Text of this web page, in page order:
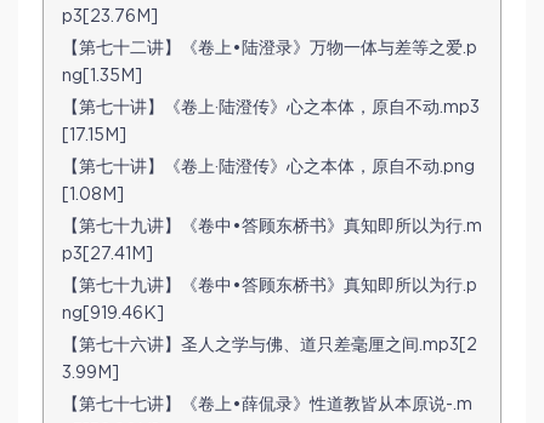
p3[23.76M]
【第七十二讲】《卷上•陆澄录》万物一体与差等之爱.p
ng[1.35M]
【第七十讲】《卷上·陆澄传》心之本体，原自不动.mp3
[17.15M]
【第七十讲】《卷上·陆澄传》心之本体，原自不动.png
[1.08M]
【第七十九讲】《卷中•答顾东桥书》真知即所以为行.m
p3[27.41M]
【第七十九讲】《卷中•答顾东桥书》真知即所以为行.p
ng[919.46K]
【第七十六讲】圣人之学与佛、道只差毫厘之间.mp3[2
3.99M]
【第七十七讲】《卷上•薛侃录》性道教皆从本原说-.m